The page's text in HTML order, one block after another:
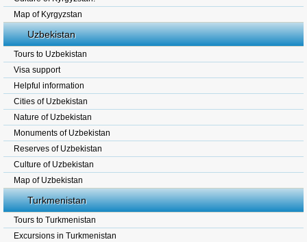
Map of Kyrgyzstan
Uzbekistan
Tours to Uzbekistan
Visa support
Helpful information
Cities of Uzbekistan
Nature of Uzbekistan
Monuments of Uzbekistan
Reserves of Uzbekistan
Culture of Uzbekistan
Map of Uzbekistan
Turkmenistan
Tours to Turkmenistan
Excursions in Turkmenistan